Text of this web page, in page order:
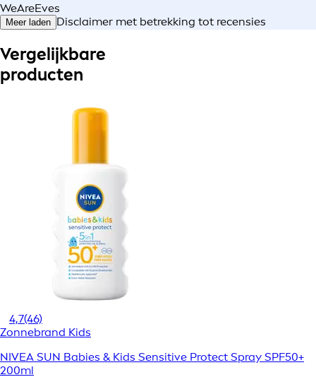
WeAreEves
Meer laden Disclaimer met betrekking tot recensies
Vergelijkbare
producten
4,7(46)
Zonnebrand Kids
NIVEA SUN Babies & Kids Sensitive Protect Spray SPF50+
200ml